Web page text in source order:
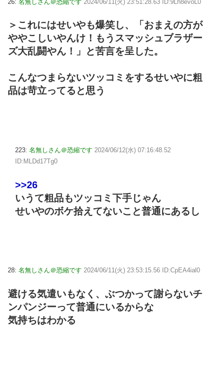
26: 名無しさん＠恐縮です 2024/06/11(火) 23:51:28.63 ID:9Lh8evoL0
＞これにはせいやも爆笑し、「おまえの方が
ややこしいやんけ！もうスマッシュブラザー
ズ大乱闘やん！」と苦言を呈した。
こんなつまらないツッコミをするせいやに粗
品は苛立ってると思う
223: 名無しさん＠恐縮です 2024/06/12(水) 07:16:48.52
ID:MLDd17Tg0
>>26
いうて粗品もツッコミ下手じゃん
せいやのボケ拾えてないこと普通にあるし
28: 名無しさん＠恐縮です 2024/06/11(火) 23:53:15.56 ID:CpEA4ial0
避ける気遣いもなく、ぶつかって謝らないチ
ンパンジーって普通にいるからな
気持ちはわかる